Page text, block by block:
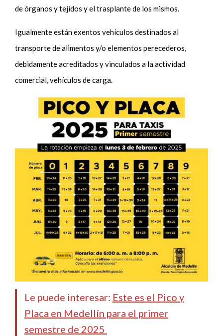
de órganos y tejidos y el trasplante de los mismos.
Igualmente están exentos vehículos destinados al
transporte de alimentos y/o elementos perecederos,
debidamente acreditados y vinculados a la actividad
comercial, vehículos de carga.
Le puede interesar: Este es el Pico y
Placa en Medellín para el primer
semestre de 2025